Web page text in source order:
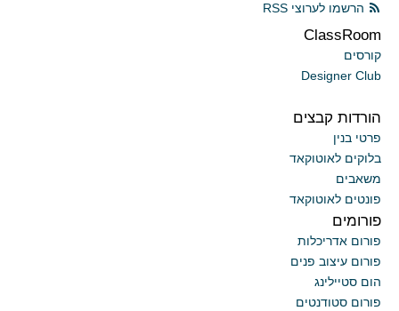
הרשמו לערוצי RSS
ClassRoom
קורסים
Designer Club
הורדות קבצים
פרטי בנין
בלוקים לאוטוקאד
משאבים
פונטים לאוטוקאד
פורומים
פורום אדריכלות
פורום עיצוב פנים
הום סטיילינג
פורום סטודנטים